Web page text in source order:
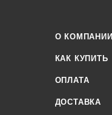
О КОМПАНИИ
КАК КУПИТЬ
ОПЛАТА
ДОСТАВКА